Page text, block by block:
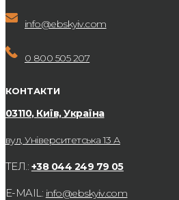
info@ebskyiv.com
0 800 505 207
КОНТАКТИ
03110, Київ, Україна
вул, Університетська 13 А
ТЕЛ.: +38 044 249 79 05
E-MAIL: info@ebskyiv.com